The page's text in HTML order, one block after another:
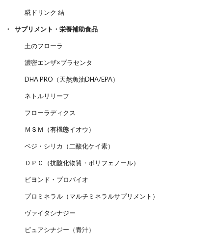
糀ドリンク 結
サプリメント・栄養補助食品
土のフローラ
濃密エンザ×プラセンタ
DHA PRO（天然魚油DHA/EPA）
ネトルリリーフ
フローラディクス
ＭＳＭ（有機態イオウ）
ベジ・シリカ（二酸化ケイ素）
ＯＰＣ（抗酸化物質・ポリフェノール）
ビヨンド・プロバイオ
プロミネラル（マルチミネラルサプリメント）
ヴァイタシナジー
ピュアシナジー（青汁）